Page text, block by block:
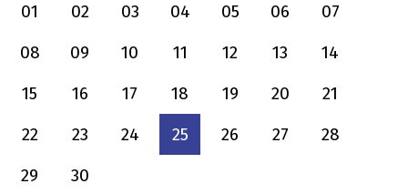
01
02 03 04 05 06
07
08
09 10 11 12 13
14
15
16 17 18 19 20
21
22
23 24 25 26 27
28
29
30